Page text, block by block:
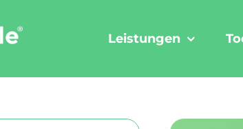
Leistungen